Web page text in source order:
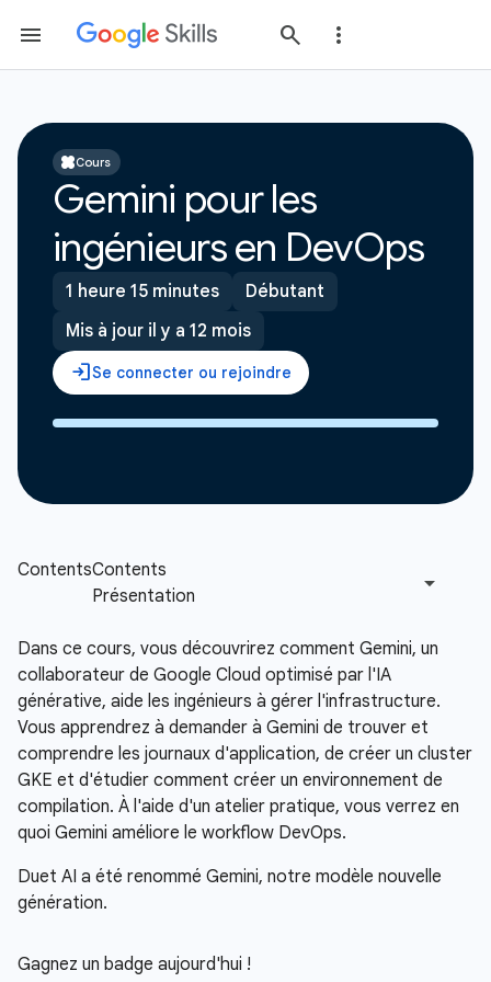
Cours
Gemini pour les
ingénieurs en DevOps
1 heure 15 minutes
Débutant
Mis à jour il y a 12 mois
Dans ce cours, vous découvrirez comment Gemini, un
collaborateur de Google Cloud optimisé par l'IA
générative, aide les ingénieurs à gérer l'infrastructure.
Vous apprendrez à demander à Gemini de trouver et
comprendre les journaux d'application, de créer un cluster
GKE et d'étudier comment créer un environnement de
compilation. À l'aide d'un atelier pratique, vous verrez en
quoi Gemini améliore le workflow DevOps.
Duet AI a été renommé Gemini, notre modèle nouvelle
génération.
Gagnez un badge aujourd'hui !